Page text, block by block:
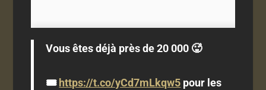
Vous êtes déjà près de 20 000 🥵
🎟️ https://t.co/yCd7mLkqw5 pour les